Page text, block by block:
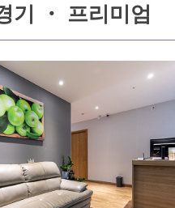
기 ・ 프리미엄